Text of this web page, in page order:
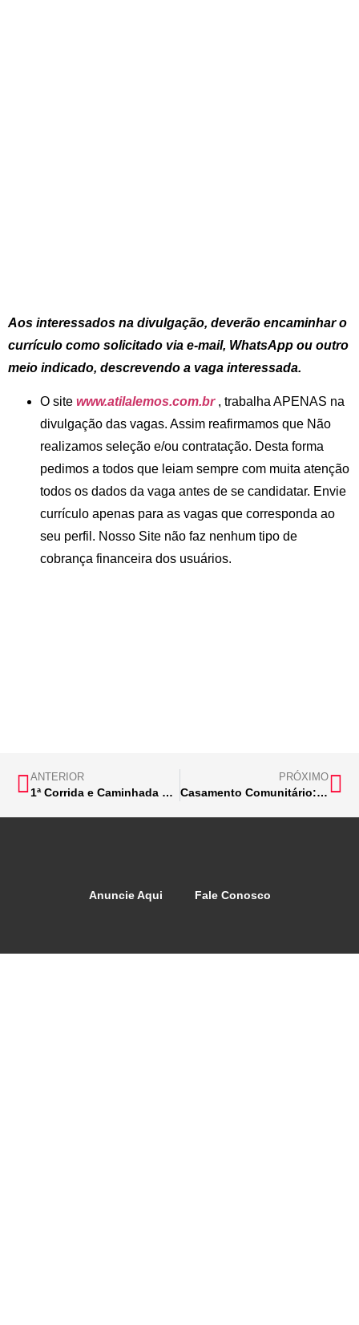
Aos interessados na divulgação, deverão encaminhar o
currículo como solicitado via e-mail, WhatsApp ou outro
meio indicado, descrevendo a vaga interessada.
O site www.atilalemos.com.br, trabalha APENAS na
divulgação das vagas. Assim reafirmamos que Não
realizamos seleção e/ou contratação. Desta forma
pedimos a todos que leiam sempre com muita atenção
todos os dados da vaga antes de se candidatar. Envie
currículo apenas para as vagas que corresponda ao
seu perfil. Nosso Site não faz nenhum tipo de
cobrança financeira dos usuários.
ANTERIOR
1ª Corrida e Caminhada da Maçonaria de Itabira: promovendo o bem
PRÓXIMO
Casamento Comunitário: inscrições abertas pela Defensoria Pública
Anuncie Aqui Fale Conosco